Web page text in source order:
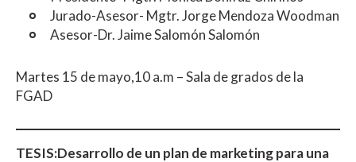
Jurado-Asesor- Mgtr. Jorge Mendoza Woodman
Asesor-Dr. Jaime Salomón Salomón
Martes 15 de mayo,10 a.m – Sala de grados de la
FGAD
TESIS:Desarrollo de un plan de marketing para una